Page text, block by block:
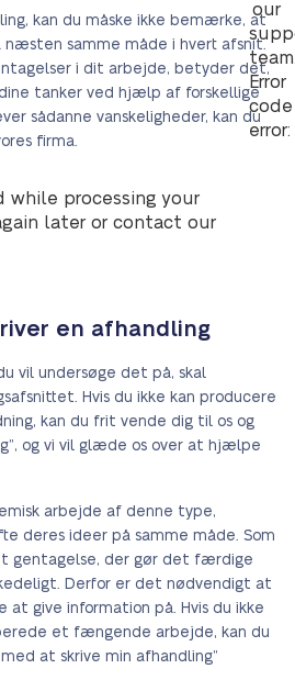
our
Error
code
error:
kan du måske ikke bemærke, at
samme måde i hvert afsnit.
i dit arbejde, betyder det,
tanker ved hjælp af forskellige
sådanne vanskeligheder, kan du
firma.
while processing your
later or contact our
en afhandling
vil undersøge det på, skal
Hvis du ikke kan producere
kan du frit vende dig til os og
og vi vil glæde os over at hjælpe
arbejde af denne type,
deres ideer på samme måde. Som
gentagelse, der gør det færdige
Derfor er det nødvendigt at
give information på. Hvis du ikke
et fængende arbejde, kan du
at skrive min afhandling”